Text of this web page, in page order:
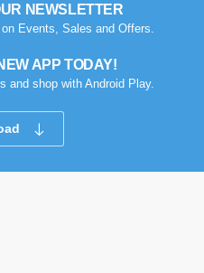
NEWSLETTER
Events, Sales and Offers.
APP TODAY!
and shop with Android Play.